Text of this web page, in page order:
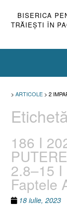
BISERICA
TRĂIEŞTI ÎN
> ARTICOLE > 2
186 I
2.8–15
Faptele
18 iulie, 2023